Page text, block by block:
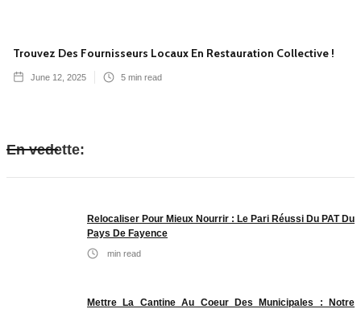
Trouvez Des Fournisseurs Locaux En Restauration Collective !
June 12, 2025 5 min read
En vedette:
Relocaliser Pour Mieux Nourrir : Le Pari Réussi Du PAT Du
Pays De Fayence
min read
Mettre La Cantine Au Coeur Des Municipales : Notre